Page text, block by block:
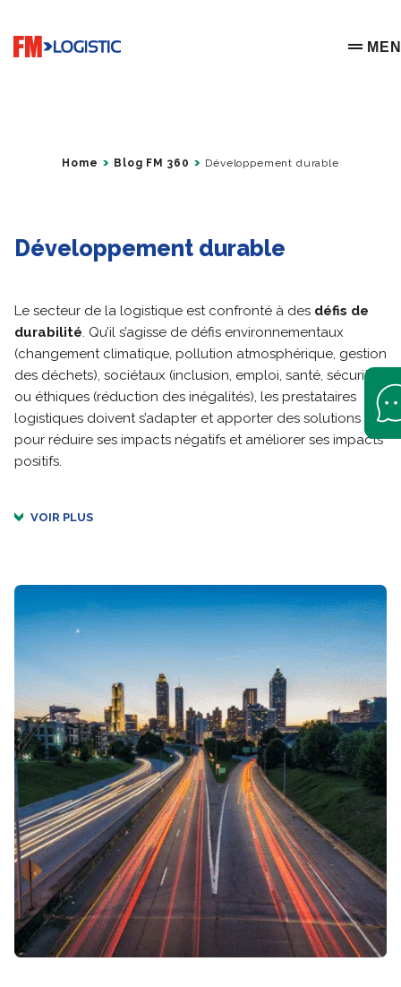
Go to home page
OPEN
Home Blog FM 360 Développement durable
Développement durable
Le secteur de la logistique est confronté à des défis de
durabilité. Qu’il s’agisse de défis environnementaux
(changement climatique, pollution atmosphérique, gestion
des déchets), sociétaux (inclusion, emploi, santé, sécurité)
ou éthiques (réduction des inégalités), les prestataires
logistiques doivent s’adapter et apporter des solutions
pour réduire ses impacts négatifs et améliorer ses impacts
positifs.
VOIR PLUS